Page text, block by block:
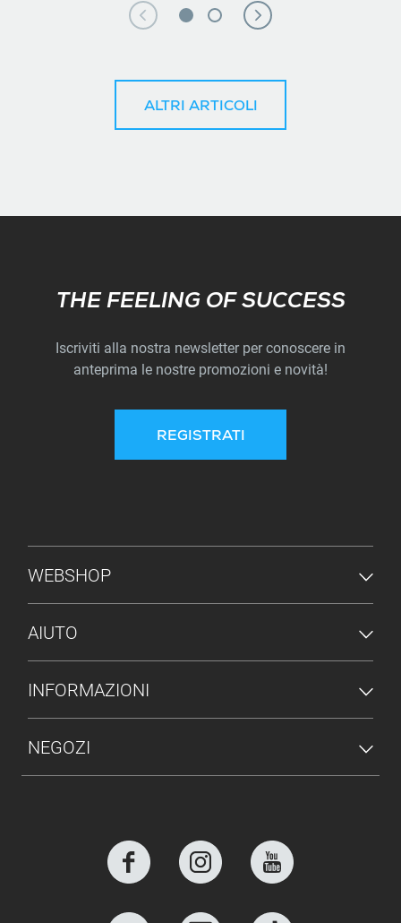
ALTRI ARTICOLI
Subscribe
THE FEELING OF SUCCESS
Iscriviti alla nostra newsletter per conoscere in
anteprima le nostre promozioni e novità!
REGISTRATI
MENU PIÈ DI PAGINA
WEBSHOP
AIUTO
INFORMAZIONI
NEGOZI